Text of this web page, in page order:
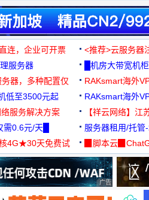
连，企业可开票
<推荐>云服务器
服务器
█机房大带宽机
器，多种配置仅
RAKsmart海外
用★
低至3500元起
RAKsmart海外
用★
服务解决方案
【祥云网络】江
需0.6元/天█
服务器租用/托管
4G★30天免费试
▉脚本云
19元/月
性选择 广告 商业广告，